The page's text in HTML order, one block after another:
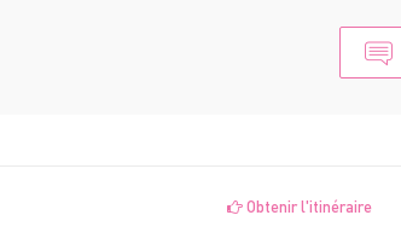
Obtenir l'itinéraire